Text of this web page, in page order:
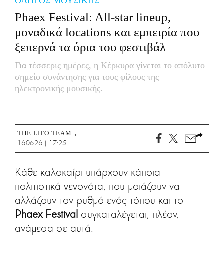
ΑΜΠΑ
PRINT
Phaex Festival: All-star lineup,
μοναδικά locations και εμπειρία που
ξεπερνά τα όρια του φεστιβάλ
Για τέσσερις ημέρες, η Κέρκυρα γίνεται το απόλυτο
σημείο συνάντησης για τους φίλους της
ηλεκτρονικής μουσικής.
THE LIFO TEAM
16.06.26 | 17:25
Κάθε καλοκαίρι υπάρχουν κάποια
πολιτιστικά γεγονότα, που μοιάζουν να
αλλάζουν τον ρυθμό ενός τόπου και το
Phaex Festival συγκαταλέγεται, πλέον,
ανάμεσα σε αυτά.